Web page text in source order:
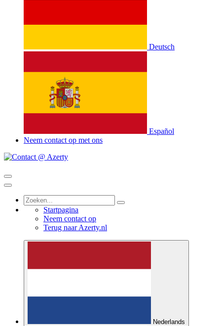
Deutsch
Español
Neem contact op met ons
Startpagina
Neem contact op
Terug naar Azerty.nl
Nederlands